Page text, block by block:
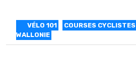
VÉLO 101 COURSES CYCLISTES
WALLONIE